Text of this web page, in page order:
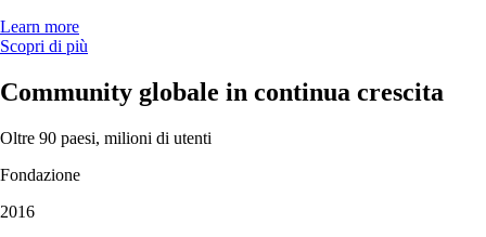
Learn more
Scopri di più
Community globale in continua crescita
Oltre 90 paesi, milioni di utenti
Fondazione
2016